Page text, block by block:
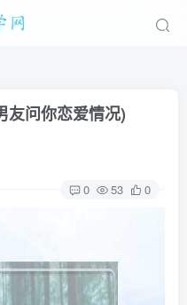
友问你恋爱情况)
0 53 0